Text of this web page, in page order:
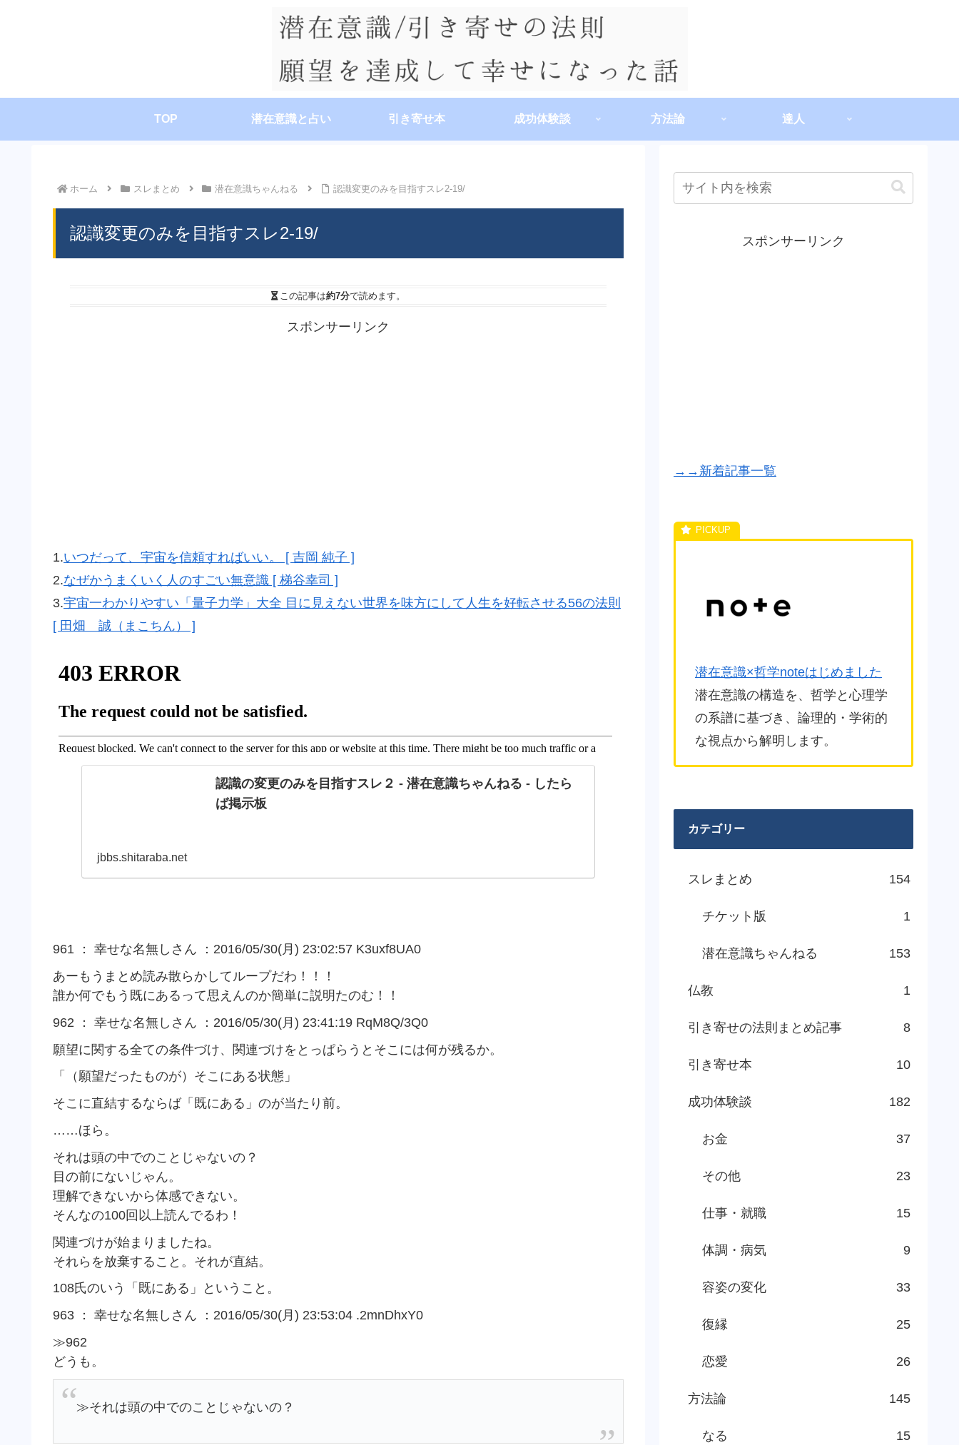
TOP 潜在意識と占い 引き寄せ本 成功体験談 方法論 達人
ホーム スレまとめ 潜在意識ちゃんねる 認識変更のみを目指すスレ2-19/
認識変更のみを目指すスレ2-19/
この記事は約7分で読めます。
スポンサーリンク
1.いつだって、宇宙を信頼すればいい。 [ 吉岡 純子 ]
2.なぜかうまくいく人のすごい無意識 [ 梯谷幸司 ]
3.宇宙一わかりやすい「量子力学」大全 目に見えない世界を味方にして人生を好転させる56の法則
[ 田畑 誠（まこちん） ]
認識の変更のみを目指すスレ２ - 潜在意識ちゃんねる - したら
ば掲示板
jbbs.shitaraba.net
961 ： 幸せな名無しさん ：2016/05/30(月) 23:02:57 K3uxf8UA0
あーもうまとめ読み散らかしてループだわ！！！
誰か何でもう既にあるって思えんのか簡単に説明たのむ！！
962 ： 幸せな名無しさん ：2016/05/30(月) 23:41:19 RqM8Q/3Q0
願望に関する全ての条件づけ、関連づけをとっぱらうとそこには何が残るか。
「（願望だったものが）そこにある状態」
そこに直結するならば「既にある」のが当たり前。
……ほら。
それは頭の中でのことじゃないの？
目の前にないじゃん。
理解できないから体感できない。
そんなの100回以上読んでるわ！
関連づけが始まりましたね。
それらを放棄すること。それが直結。
108氏のいう「既にある」ということ。
963 ： 幸せな名無しさん ：2016/05/30(月) 23:53:04 .2mnDhxY0
≫962
どうも。
≫それは頭の中でのことじゃないの？
スポンサーリンク
→→新着記事一覧
潜在意識×哲学noteはじめました
潜在意識の構造を、哲学と心理学
の系譜に基づき、論理的・学術的
な視点から解明します。
カテゴリー
スレまとめ 154
チケット版 1
潜在意識ちゃんねる 153
仏教 1
引き寄せの法則まとめ記事 8
引き寄せ本 10
成功体験談 182
お金 37
その他 23
仕事・就職 15
体調・病気 9
容姿の変化 33
復縁 25
恋愛 26
方法論 145
なる 15